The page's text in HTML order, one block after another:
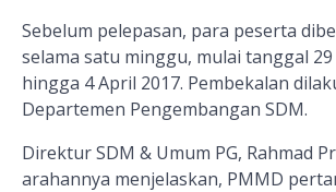
Sebelum pelepasan, para peserta
selama satu minggu, mulai tanggal
hingga 4 April 2017. Pembekalan
Departemen Pengembangan SDM.
Direktur SDM & Umum PG, Rahmad
arahannya menjelaskan, PMMD